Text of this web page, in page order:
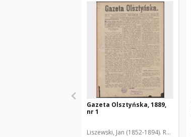
Gazeta Olsztyńska, 1889,
nr 1
Liszewski, Jan (1852-1894). Red.